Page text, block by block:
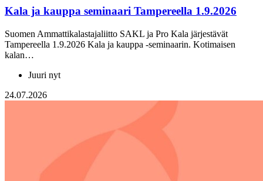
Kala ja kauppa seminaari Tampereella 1.9.2026
Suomen Ammattikalastajaliitto SAKL ja Pro Kala järjestävät
Tampereella 1.9.2026 Kala ja kauppa -seminaarin. Kotimaisen
kalan…
Juuri nyt
24.07.2026